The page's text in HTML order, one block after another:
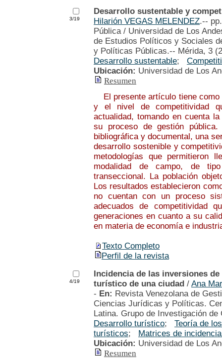
3/19
Desarrollo sustentable y
Hilarión VEGAS MELENDEZ.--
Pública / Universidad de Los
de Estudios Políticos y Sociales
y Políticas Públicas.-- Mérida, 3
Desarrollo sustentable;
Ubicación: Universidad de Los
Resumen
El presente artículo tiene como
y el nivel de competitividad
actualidad, tomando en cuenta
su proceso de gestión pública.
bibliográfica y documental, una
desarrollo sostenible y
metodologías que permitieron
modalidad de campo, de
transeccional. La población
Los resultados establecieron
no cuentan con un proceso
adecuados de competitividad
generaciones en cuanto a su
en materia de economía e
Texto Completo
Perfil de la revista
4/19
Incidencia de las inversiones
turístico de una ciudad / Ana
- En: Revista Venezolana de
Ciencias Jurídicas y Políticas.
Latina. Grupo de Investigación
Desarrollo turístico; Teoría de
turísticos; Matrices de
Ubicación: Universidad de Los
Resumen